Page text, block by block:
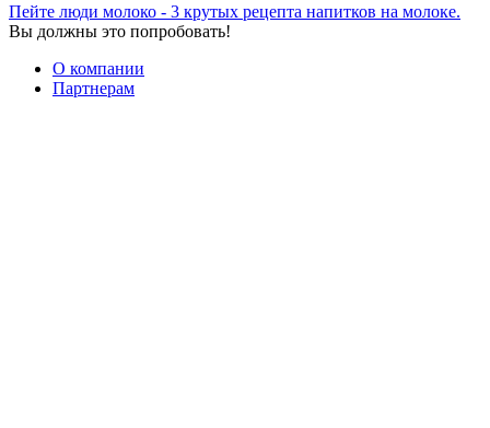
Пейте люди молоко - 3 крутых рецепта напитков на молоке.
Вы должны это попробовать!
О компании
Партнерам